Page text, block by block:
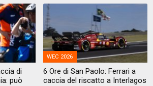
di
può
WEC 2026
6 Ore di San Paolo: Ferrari a
caccia del riscatto a Interlagos